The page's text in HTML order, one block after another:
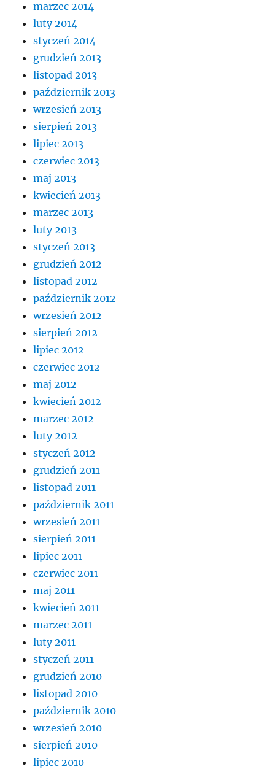
marzec 2014
luty 2014
styczeń 2014
grudzień 2013
listopad 2013
październik 2013
wrzesień 2013
sierpień 2013
lipiec 2013
czerwiec 2013
maj 2013
kwiecień 2013
marzec 2013
luty 2013
styczeń 2013
grudzień 2012
listopad 2012
październik 2012
wrzesień 2012
sierpień 2012
lipiec 2012
czerwiec 2012
maj 2012
kwiecień 2012
marzec 2012
luty 2012
styczeń 2012
grudzień 2011
listopad 2011
październik 2011
wrzesień 2011
sierpień 2011
lipiec 2011
czerwiec 2011
maj 2011
kwiecień 2011
marzec 2011
luty 2011
styczeń 2011
grudzień 2010
listopad 2010
październik 2010
wrzesień 2010
sierpień 2010
lipiec 2010